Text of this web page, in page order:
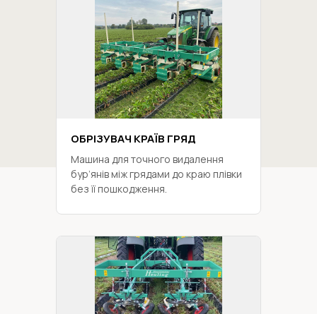
ОБРІЗУВАЧ КРАЇВ ГРЯД
Машина для точного видалення
бур’янів між грядами до краю плівки
без її пошкодження.